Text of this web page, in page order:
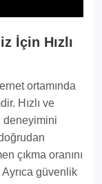
İçin Hızlı
ortamında
Hızlı ve
deneyimini
çıkma oranını
Ayrıca güvenlik